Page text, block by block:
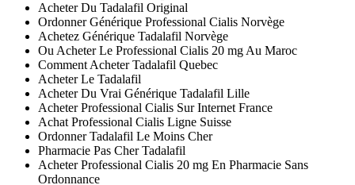
Acheter Du Tadalafil Original
Ordonner Générique Professional Cialis Norvège
Achetez Générique Tadalafil Norvège
Ou Acheter Le Professional Cialis 20 mg Au Maroc
Comment Acheter Tadalafil Quebec
Acheter Le Tadalafil
Acheter Du Vrai Générique Tadalafil Lille
Acheter Professional Cialis Sur Internet France
Achat Professional Cialis Ligne Suisse
Ordonner Tadalafil Le Moins Cher
Pharmacie Pas Cher Tadalafil
Acheter Professional Cialis 20 mg En Pharmacie Sans
Ordonnance